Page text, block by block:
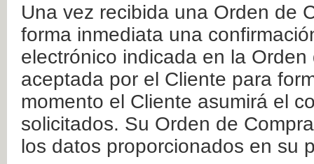
Una vez recibida una Orden de
forma inmediata una
electrónico indicada en la
aceptada por el Cliente para
momento el Cliente asumirá el
solicitados. Su Orden de
los datos proporcionados en su